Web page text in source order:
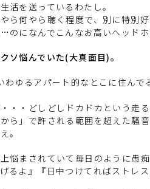
活を送っているわたし。
ら何やら聴く程度で、別に特別
のになんでこんなお高いヘッド
ソ悩んでいた(大真面目)。
わゆるアパート的なとこに住ん
・・どしどしドカドカという走る
ら」で許される範囲を超えた騒
。
悩まされていて毎日のように愚
るよ』『日中つけてればストレ